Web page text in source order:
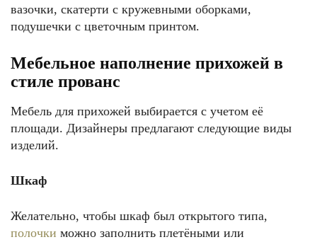
вазочки, скатерти с кружевными оборками,
подушечки с цветочным принтом.
Мебельное наполнение прихожей в
стиле прованс
Мебель для прихожей выбирается с учетом её
площади. Дизайнеры предлагают следующие виды
изделий.
Шкаф
Желательно, чтобы шкаф был открытого типа,
полочки можно заполнить плетёными или